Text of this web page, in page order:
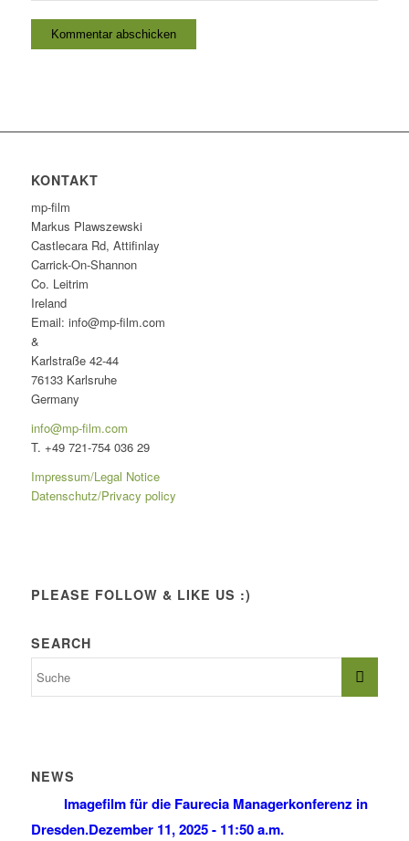
KONTAKT
mp-film
Markus Plawszewski
Castlecara Rd, Attifinlay
Carrick-On-Shannon
Co. Leitrim
Ireland
Email: info@mp-film.com
&
Karlstraße 42-44
76133 Karlsruhe
Germany
info@mp-film.com
T. +49 721-754 036 29
Impressum/Legal Notice
Datenschutz/Privacy policy
PLEASE FOLLOW & LIKE US :)
SEARCH
NEWS
Imagefilm für die Faurecia Managerkonferenz in
Dresden.Dezember 11, 2025 - 11:50 a.m.